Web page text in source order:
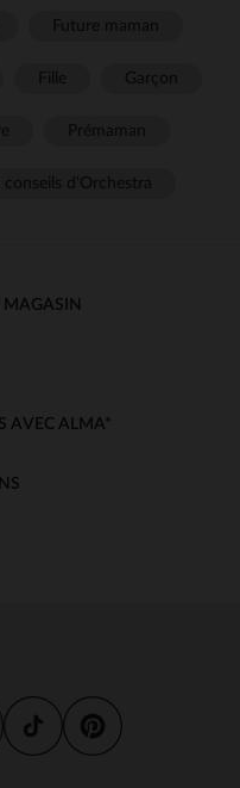
MAGASIN
AVEC ALMA*